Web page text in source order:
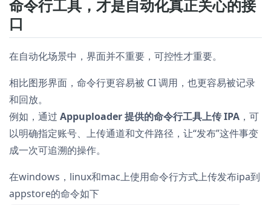
命令行工具，才是自动化真正关心的接
口
在自动化场景中，界面并不重要，可控性才重要。
相比图形界面，命令行更容易被 CI 调用，也更容易被记录
和回放。
例如，通过 Appuploader 提供的命令行工具上传 IPA ，可
以明确指定账号、上传通道和文件路径，让“发布”这件事变
成一次可追溯的操作。
在windows，linux和mac上使用命令行方式上传发布ipa到
appstore的命令如下